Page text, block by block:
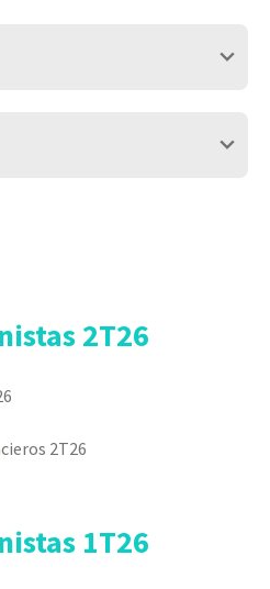
2T26
2T26
1T26